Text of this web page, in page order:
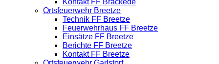
Ortsfeuerwehr Breetze
Technik FF Breetze
Feuerwehrhaus FF Breetze
Einsätze FF Breetze
Berichte FF Breetze
Kontakt FF Breetze